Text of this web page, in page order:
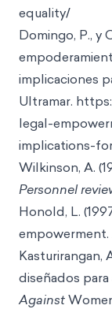
equality/
Domingo, P., y
implicaciones
Ultramar.
legal-
implications-
Wilkinson, A.
Personnel
Honold, L.
empowerment.
Kasturirangan,
diseñados
Against